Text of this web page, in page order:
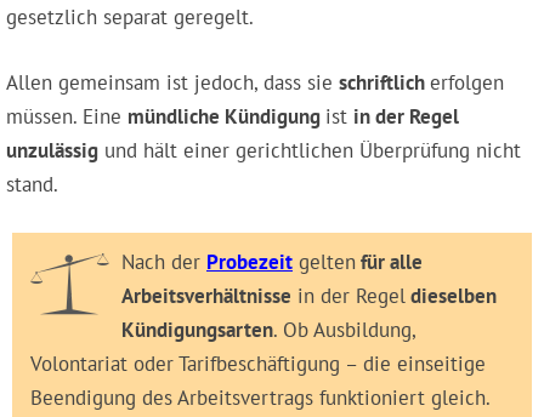
gesetzlich separat geregelt.
Allen gemeinsam ist jedoch, dass sie schriftlicherfolgen
müssen. Eine mündliche Kündigung ist in der Regel
unzulässig und hält einer gerichtlichen Überprüfung nicht
stand.
Nach der Probezeit geltenfür alle
Arbeitsverhältnisse in der Regeldieselben
Kündigungsarten. Ob Ausbildung,
Volontariat oder Tarifbeschäftigung – die einseitige
Beendigung des Arbeitsvertrags funktioniert gleich.